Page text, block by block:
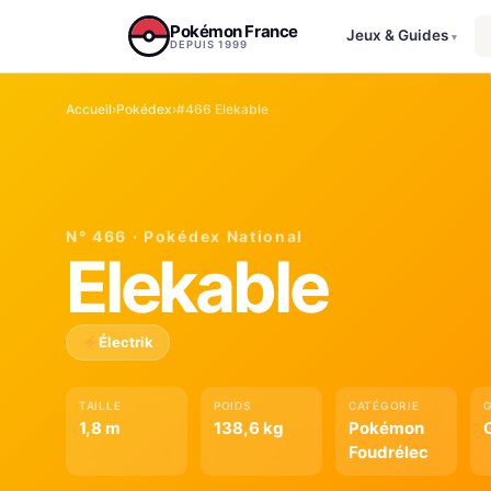
Pokémon France
DEPUIS 1999
Jeux & Guides ▾
Accueil›Pokédex›#466 Elekable
N° 466 · Pokédex National
Elekable
Électrik
TAILLE
1,8 m
POIDS
138,6 kg
CATÉGORIE
Pokémon
Foudrélec